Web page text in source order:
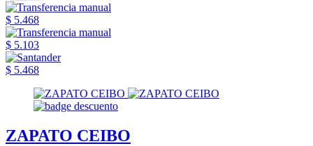
$ 5.468
$ 5.103
$ 5.468
ZAPATO CEIBO